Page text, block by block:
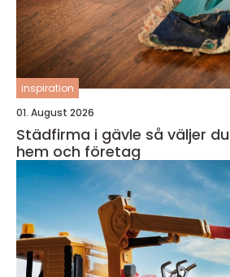
inspiration
01. August 2026
Städfirma i gävle så väljer du rätt partner för
hem och företag